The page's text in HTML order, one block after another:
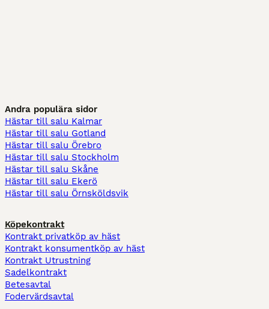
Andra populära sidor
Hästar till salu Kalmar
Hästar till salu Gotland
Hästar till salu Örebro
Hästar till salu Stockholm
Hästar till salu Skåne
Hästar till salu Ekerö
Hästar till salu Örnsköldsvik
Köpekontrakt
Kontrakt privatköp av häst
Kontrakt konsumentköp av häst
Kontrakt Utrustning
Sadelkontrakt
Betesavtal
Fodervärdsavtal